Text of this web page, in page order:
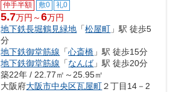
仲手半額 敷0 礼0
5.7万円～6万円
地下鉄長堀鶴見緑地 「松屋町 」駅 徒歩5
分
地下鉄御堂筋線 「心斎橋 」駅 徒歩15分
地下鉄御堂筋線 「なんば」駅 徒歩20分
築22年 / 22.77㎡～25.95㎡
大阪府大阪市中央区瓦屋町２丁目14－2